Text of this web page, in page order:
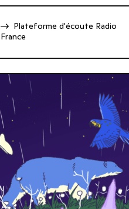
Plateforme d'écoute Radio
France